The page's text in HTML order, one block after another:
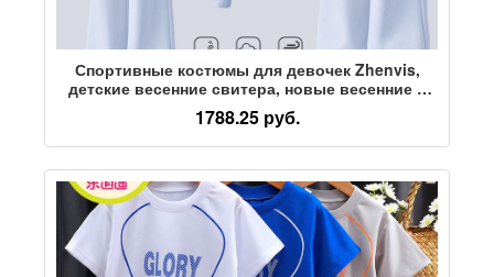
Спортивные костюмы для девочек Zhenvis,
детские весенние свитера, новые весенние и
осенние куртки для девочек 2026 года, большие
детские штаны
1788.25 руб.